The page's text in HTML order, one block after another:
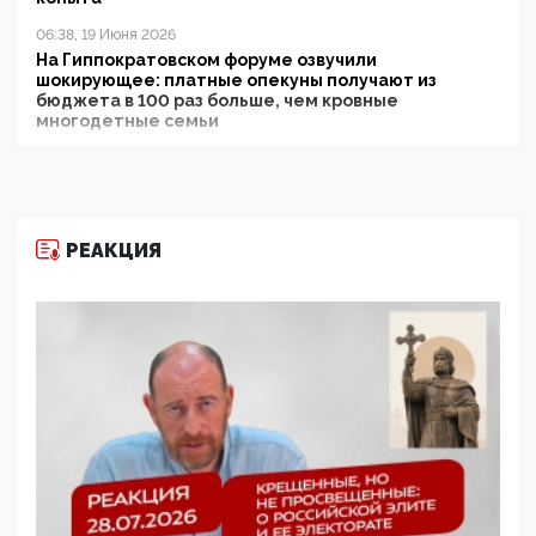
06:38, 19 Июня 2026
На Гиппократовском форуме озвучили
шокирующее: платные опекуны получают из
бюджета в 100 раз больше, чем кровные
многодетные семьи
11:53, 09 Июня 2026
деятельность ИИТО ЮНЕСКО в России, но
цифроглобалисты продолжают определять
повестку в образовании
09:43, 01 Июня 2026
5G за счет здоровья граждан: Минцифры намерено
отобрать у регионов и муниципалитетов право
защищать жилые дома и социальные объекты от
05:58, 26 Мая 2026
РЕАКЦИЯ